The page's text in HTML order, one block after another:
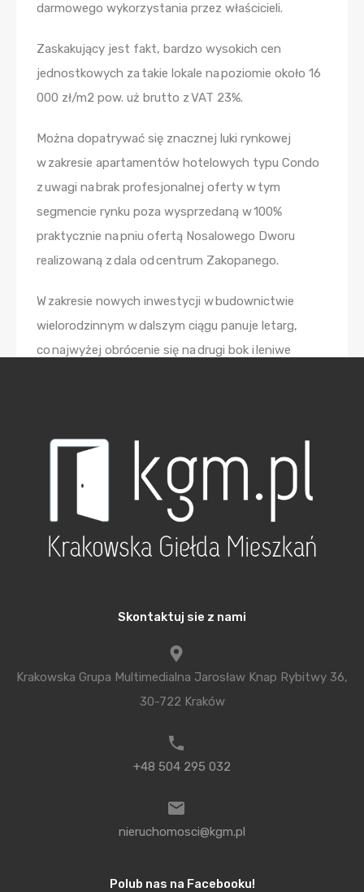
darmowego wykorzystania przez właścicieli.
Zaskakujący jest fakt, bardzo wysokich cen
jednostkowych za takie lokale na poziomie około 16
000 zł/m2 pow. uż brutto z VAT 23%.
Można dopatrywać się znacznej luki rynkowej
w zakresie apartamentów hotelowych typu Condo
z uwagi na brak profesjonalnej oferty w tym
segmencie rynku poza wysprzedaną w 100%
praktycznie na pniu ofertą Nosalowego Dworu
realizowaną z dala od centrum Zakopanego.
W zakresie nowych inwestycji w budownictwie
wielorodzinnym w dalszym ciągu panuje letarg,
co najwyżej obrócenie się na drugi bok i leniwe
inwestycji jest aktualnie prowadzona ale jedno jest
pewne, nie wróci się już bum z lat 2008 – 2010 pod
kątem realizowanych inwestycji oraz
zaangażowania kapitału.
Na podstawie przedstawionej analizy można
będzie dalsza stabilizacja cen w zakresie lokali
7 000 – 7 500 zł/m2 natomiast w zakresie rynku
pierwotnego może nastąpić nieznaczna korekta
do maksymalnego poziomu około 9 000 zł/m2
Jak będzie w kolejnych latach? Tego nie wie nikt,
Skontaktuj sie z nami
Krakowska Grupa Multimedialna Jarosław Knap Rybitwy 36,
30-722 Kraków
+48 504 295 032
nieruchomosci@kgm.pl
Polub nas na Facebooku!